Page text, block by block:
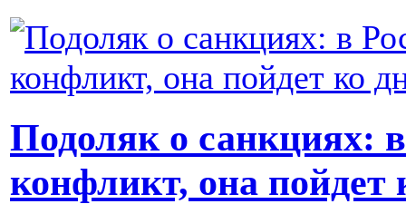
Подоляк о санкциях:
конфликт, она пойдет